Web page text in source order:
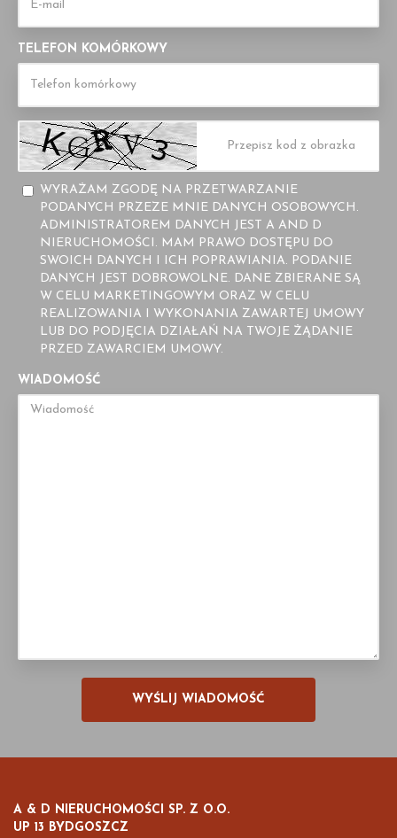
TELEFON KOMÓRKOWY
WYRAŻAM ZGODĘ NA PRZETWARZANIE
PODANYCH PRZEZE MNIE DANYCH OSOBOWYCH.
ADMINISTRATOREM DANYCH JEST A AND D
NIERUCHOMOŚCI. MAM PRAWO DOSTĘPU DO
SWOICH DANYCH I ICH POPRAWIANIA. PODANIE
DANYCH JEST DOBROWOLNE. DANE ZBIERANE SĄ
W CELU MARKETINGOWYM ORAZ W CELU
REALIZOWANIA I WYKONANIA ZAWARTEJ UMOWY
LUB DO PODJĘCIA DZIAŁAŃ NA TWOJE ŻĄDANIE
PRZED ZAWARCIEM UMOWY.
WIADOMOŚĆ
A & D NIERUCHOMOŚCI SP. Z O.O.
UP 13 BYDGOSZCZ